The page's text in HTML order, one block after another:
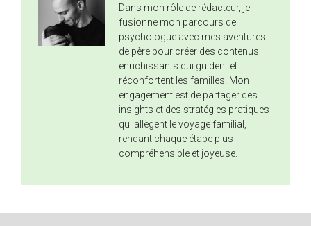
Dans mon rôle de rédacteur, je
fusionne mon parcours de
psychologue avec mes aventures
de père pour créer des contenus
enrichissants qui guident et
réconfortent les familles. Mon
engagement est de partager des
insights et des stratégies pratiques
qui allègent le voyage familial,
rendant chaque étape plus
compréhensible et joyeuse.